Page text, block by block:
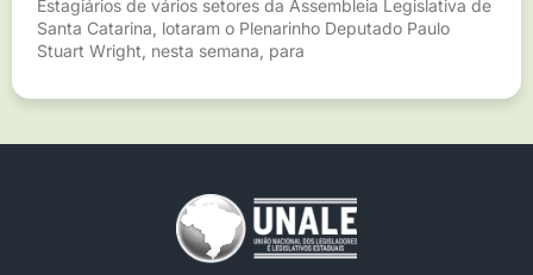
Estagiários de vários setores da Assembleia Legislativa de
Santa Catarina, lotaram o Plenarinho Deputado Paulo
Stuart Wright, nesta semana, para